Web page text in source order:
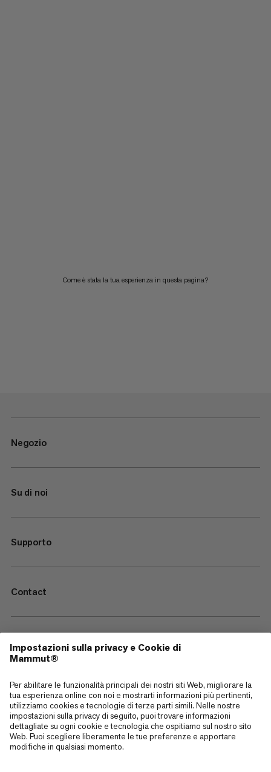
Come è stata la tua esperienza in questa pagina?
Negozio
Su di noi
Supporto
Contact
—
Sitemap
Cookies